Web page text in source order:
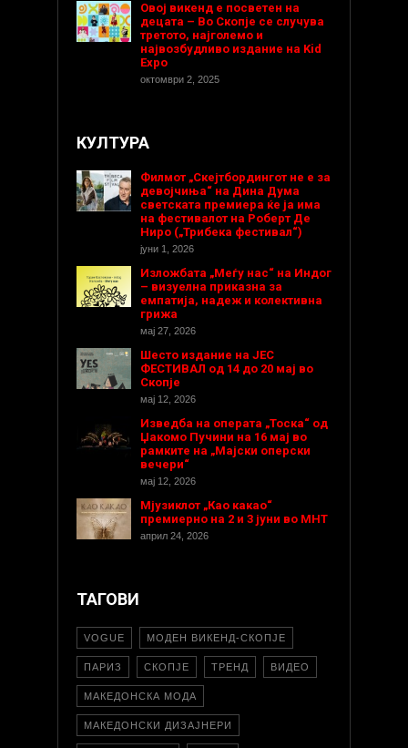
Овој викенд е посветен на
децата – Во Скопје се случува
третото, најголемо и
највозбудливо издание на Kid
Expo
октомври 2, 2025
КУЛТУРА
Филмот „Скејтбордингот не е за
девојчиња“ на Дина Дума
светската премиера ќе ја има
на фестивалот на Роберт Де
Ниро („Трибека фестивал“)
јуни 1, 2026
Изложбата „Меѓу нас“ на Индог
– визуелна приказна за
емпатија, надеж и колективна
грижа
мај 27, 2026
Шесто издание на ЈЕС
ФЕСТИВАЛ од 14 до 20 мај во
Скопје
мај 12, 2026
Изведба на операта „Тоска“ од
Џакомо Пучини на 16 мај во
рамките на „Мајски оперски
вечери“
мај 12, 2026
Мјузиклот „Као какао“
премиерно на 2 и 3 јуни во МНТ
април 24, 2026
ТАГОВИ
VOGUE МОДЕН ВИКЕНД-СКОПЈЕ
ПАРИЗ СКОПЈЕ ТРЕНД ВИДЕО
МАКЕДОНСКА МОДА
МАКЕДОНСКИ ДИЗАЈНЕРИ